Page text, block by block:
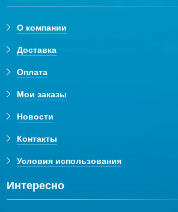
О компании
Доставка
Оплата
Мои заказы
Новости
Контакты
Условия использования
Интересно